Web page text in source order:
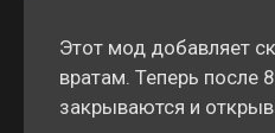
Этот мод добавляет
вратам. Теперь после
закрываются и